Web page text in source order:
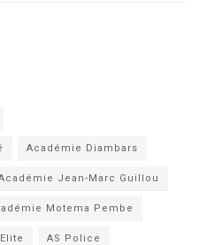
Académie Diambars
Jean-Marc Guillou
Motema Pembe
AS Police